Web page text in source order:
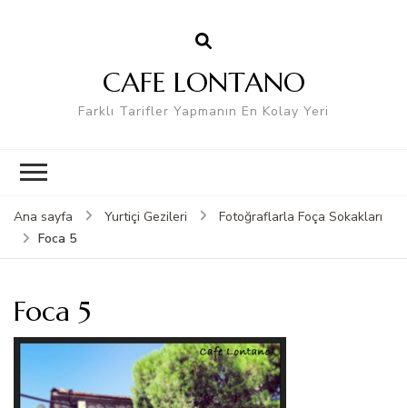
CAFE LONTANO
Farklı Tarifler Yapmanın En Kolay Yeri
Ana sayfa Yurtiçi Gezileri
Fotoğraflarla Foça Sokakları
Foca 5
Foca 5